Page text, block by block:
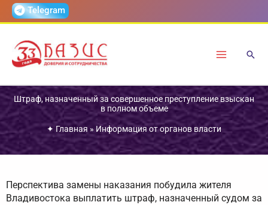
ПерейтиTelegram
Штраф, назначенный за совершенное преступление взыскан
в полном объеме
✦ Главная » Информация от органов власти
Перспектива замены наказания побудила жителя
Владивостока выплатить штраф, назначенный судом за